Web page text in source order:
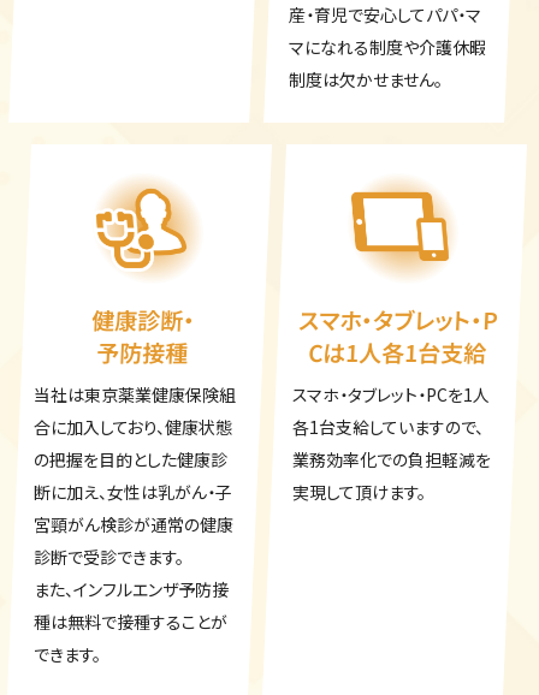
産・育児で安心してパパ・マ
マになれる制度や介護休暇
制度は欠かせません。
健康診断・
予防接種
当社は東京薬業健康保険組
合に加入しており、健康状態
の把握を目的とした健康診
断に加え、女性は乳がん・子
宮頸がん検診が通常の健康
診断で受診できます。
また、インフルエンザ予防接
種は無料で接種することが
できます。
スマホ・タブレット・P
Cは1人各1台支給
スマホ・タブレット・PCを1人
各1台支給していますので、
業務効率化での負担軽減を
実現して頂けます。